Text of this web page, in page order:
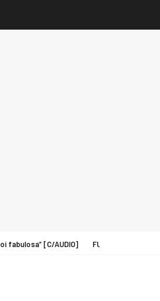
[C/AUDIO] FUTEBOL: Tó Jó